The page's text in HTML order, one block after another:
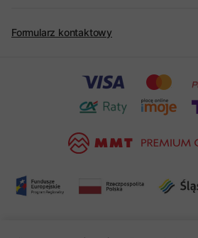
Formularz kontaktowy